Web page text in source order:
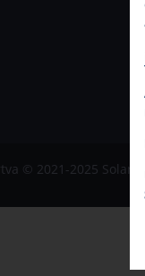
© 2021-2025 Solar